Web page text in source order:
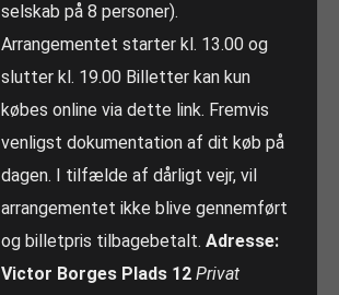
selskab på 8 personer).
Arrangementet starter kl. 13.00 og
slutter kl. 19.00 Billetter kan kun
købes online via dette link. Fremvis
venligst dokumentation af dit køb på
dagen. I tilfælde af dårligt vejr, vil
arrangementet ikke blive gennemført
og billetpris tilbagebetalt.Adresse:
Victor Borges Plads 12 Privat